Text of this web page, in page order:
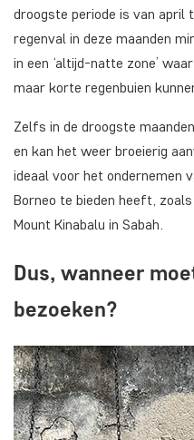
droogste periode is van april
regenval in deze maanden
in een ‘altijd-natte zone’
maar korte regenbuien
Zelfs in de droogste
en kan het weer broeierig
ideaal voor het ondernemen
Borneo te bieden heeft,
Mount Kinabalu in Sabah.
Dus, wanneer
bezoeken?